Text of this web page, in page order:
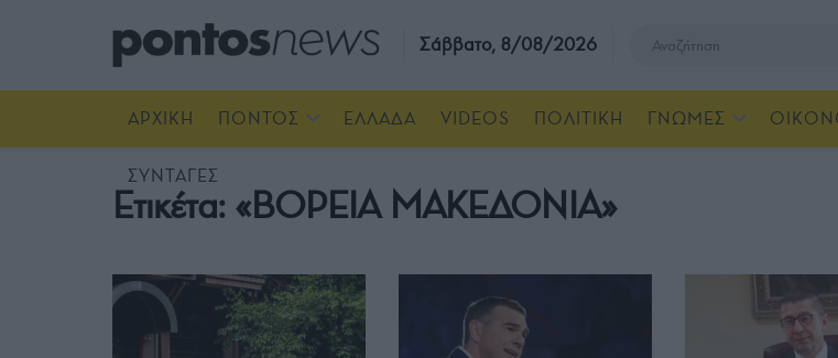
Σάββατο, 8/08/2026
ΑΡΧΙΚΗ ΠΟΝΤΟΣ ΕΛΛΑΔΑ VIDEOS ΠΟΛΙΤΙΚΗ ΓΝΩΜΕΣ
ΣΥΝΤΑΓΕΣ
Ετικέτα: «ΒΟΡΕΙΑ ΜΑΚΕΔΟΝΙΑ»